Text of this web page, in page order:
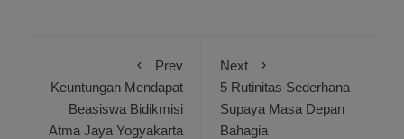
Prev
Keuntungan Mendapat
Beasiswa Bidikmisi
Atma Jaya Yogyakarta
Next
5 Rutinitas Sederhana
Supaya Masa Depan
Bahagia